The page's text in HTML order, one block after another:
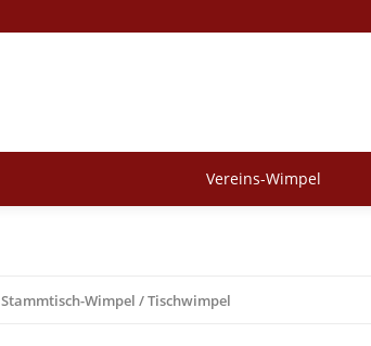
Vereins-Wimpel
Stammtisch-Wimpel / Tischwimpel